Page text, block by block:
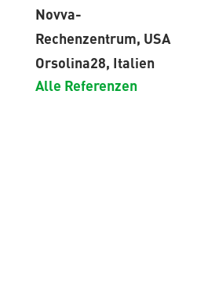
Novva-
Rechenzentrum, USA
Orsolina28, Italien
Alle Referenzen